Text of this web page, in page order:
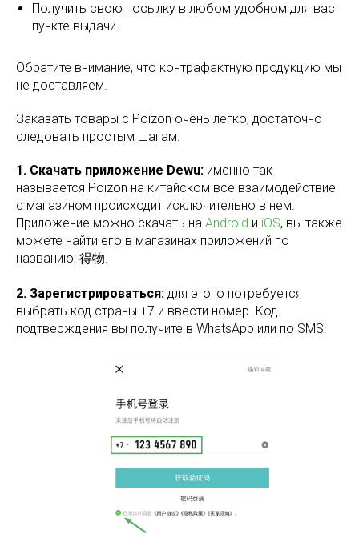
Получить свою посылку в любом удобном для вас
пункте выдачи.
Обратите внимание, что контрафактную продукцию мы
не доставляем.
Заказать товары с Poizon очень легко, достаточно
следовать простым шагам:
1. Скачать приложение Dewu: именно так
называется Poizon на китайском все взаимодействие
с магазином происходит исключительно в нем.
Приложение можно скачать на Android и iOS, вы также
можете найти его в магазинах приложений по
названию: 得物.
2. Зарегистрироваться: для этого потребуется
выбрать код страны +7 и ввести номер. Код
подтверждения вы получите в WhatsApp или по SMS.